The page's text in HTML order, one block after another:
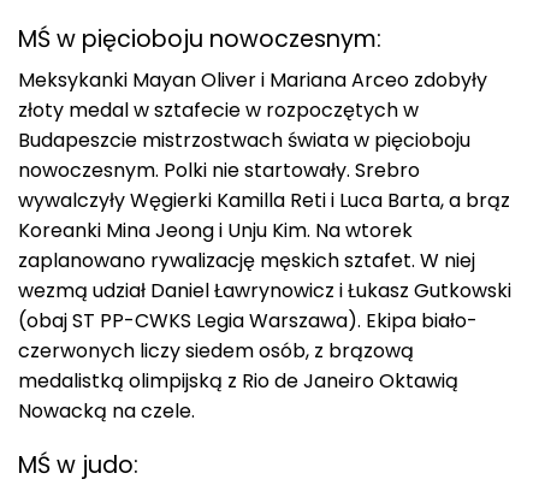
MŚ w pięcioboju nowoczesnym:
Meksykanki Mayan Oliver i Mariana Arceo zdobyły
złoty medal w sztafecie w rozpoczętych w
Budapeszcie mistrzostwach świata w pięcioboju
nowoczesnym. Polki nie startowały. Srebro
wywalczyły Węgierki Kamilla Reti i Luca Barta, a brąz
Koreanki Mina Jeong i Unju Kim. Na wtorek
zaplanowano rywalizację męskich sztafet. W niej
wezmą udział Daniel Ławrynowicz i Łukasz Gutkowski
(obaj ST PP-CWKS Legia Warszawa). Ekipa biało-
czerwonych liczy siedem osób, z brązową
medalistką olimpijską z Rio de Janeiro Oktawią
Nowacką na czele.
MŚ w judo: